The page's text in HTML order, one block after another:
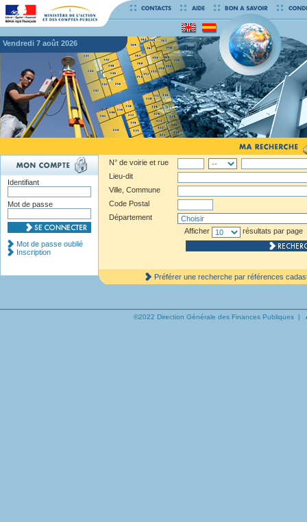
vendredi 7 août 2026
N° de voirie et rue
Lieu-dit
Ville, Commune
Code Postal
Département
Afficher
résultats par page
Préférer une recherche par références
Identifiant
Mot de passe
Mot de passe oublié
Inscription
©2022 Direction Générale des Finances Publiques |